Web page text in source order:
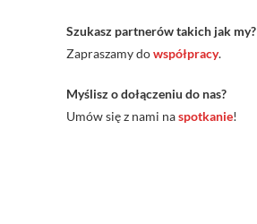
Szukasz partnerów takich jak my?
Zapraszamy dowspółpracy.
Myślisz o dołączeniu do nas?
Umów się z nami naspotkanie!